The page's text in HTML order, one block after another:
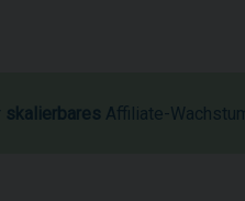
skalierbares Affiliate-